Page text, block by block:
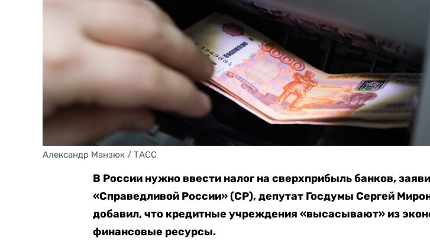
Александр Манзюк / ТАСС
В России нужно ввести налог на сверхприбыль банков,
«Справедливой России» (СР), депутат Госдумы Сергей
добавил, что кредитные учреждения «высасывают» из
финансовые ресурсы.